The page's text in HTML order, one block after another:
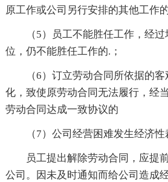
原工作或公司另行安排的其他工作的
（5）员工不能胜任工作，经
位，仍不能胜任工作的.；
（6）订立劳动合同所依据的
化，致使原劳动合同无法履行，经
劳动合同达成一致协议的
（7）公司经营困难发生经济性
员工提出解除劳动合同，应提
公司。因未及时通知而给公司造成